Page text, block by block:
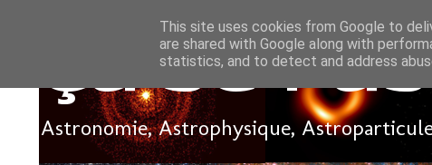
Ça se
Astronomie, Astrophysique,
This site uses cookies from Google to
are shared with Google along with
statistics, and to detect and address